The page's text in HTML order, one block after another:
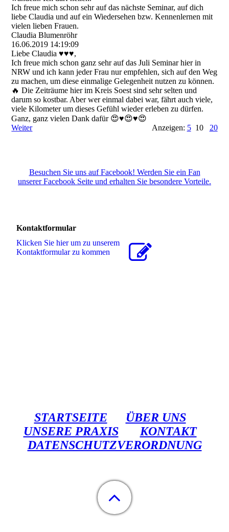
Ich freue mich schon sehr auf das nächste Seminar, auf dich
liebe Claudia und auf ein Wiedersehen bzw. Kennenlernen mit
vielen lieben Frauen.
Claudia Blumenröhr
16.06.2019 14:19:09
Liebe Claudia ♥️♥️♥️,
Ich freue mich schon ganz sehr auf das Juli Seminar hier in
NRW und ich kann jeder Frau nur empfehlen, sich auf den Weg
zu machen, um diese einmalige Gelegenheit nutzen zu können.
🔥 Die Zeiträume hier im Kreis Soest sind sehr selten und
darum so kostbar. Aber wer einmal dabei war, fährt auch viele,
viele Kilometer um dieses Gefühl wieder erleben zu dürfen.
Ganz, ganz vielen Dank dafür 😍♥️😍♥️😍
Weiter
Anzeigen: 510 20
Besuchen Sie uns auf Facebook! Werden Sie ein Fan
unserer Facebook Seite und erhalten Sie besondere Vorteile.
Kontaktformular
Klicken Sie hier um zu unserem
Kon­takt­for­mu­lar zu kommen
STARTSEITE
ÜBER UNS
UNSERE PRAXIS
KONTAKT
DATENSCHUTZVERORDNUNG